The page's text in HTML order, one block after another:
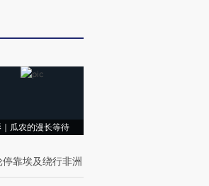
｜瓜农的漫长等待
靠埃及绕行非洲